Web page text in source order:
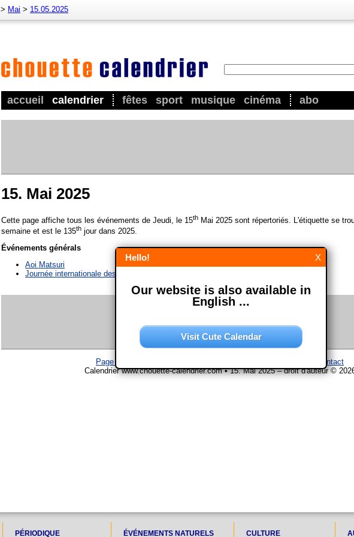
accueil calendrier fêtes sport musique cinéma abo
> Mai > 15.05.2025
15. Mai 2025
Cette page affiche tous les événements de Jeudi, le 15th Mai 2025 sont répertoriés. L'étiquette se
semaine et est le 135th jour dans 2025.
Événements générals
Aoi Matsuri
Journée internationale des familles
Page d'accueil
Contact
Calendrier www.chouette-calendrier.com • 15. Mai 2025 – droit d'auteur ©
PÉRIODIQUE ÉVÉNEMENTS NATURELS CULTURE
X
Hello!
Our website is also available in
English ...
Visit Cute Calendar